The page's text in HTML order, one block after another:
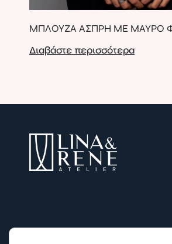
ΜΠΛΟΥΖΑ ΑΣΠΡΗ ΜΕ ΜΑΥΡΟ
Διαβάστε περισσότερα